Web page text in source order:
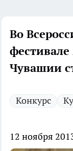
Во
Чувашии
Конкурс
12 ноября